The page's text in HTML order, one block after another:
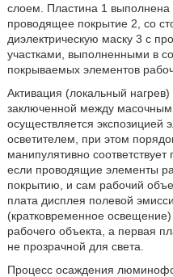
слоем. Пластина 1 выполнена
проводящее покрытие 2, со
диэлектрическую маску 3 с
участками, выполненными в
покрываемых элементов
Активация (локальный нагрев)
заключенной между
осуществляется экспозицией
осветителем, при этом
манипулятивно
если проводящие элементы
покрытию, и сам рабочий
плата дисплея полевой
(кратковременное
рабочего объекта, а первая
не прозрачной для света.
Процесс осаждения